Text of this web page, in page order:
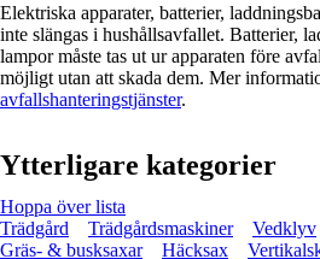
Elektriska apparater, batterier,
inte slängas i hushållsavfallet. Batterier,
lampor måste tas ut ur apparaten före
möjligt utan att skada dem. Mer
avfallshanteringstjänster.
Ytterligare kategorier
Hoppa över lista
Trädgård
Trädgårdsmaskiner Vedklyv
Gräs- & busksaxar
Häcksax